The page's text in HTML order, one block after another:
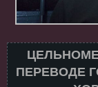
ПЕРЕВОДЕ